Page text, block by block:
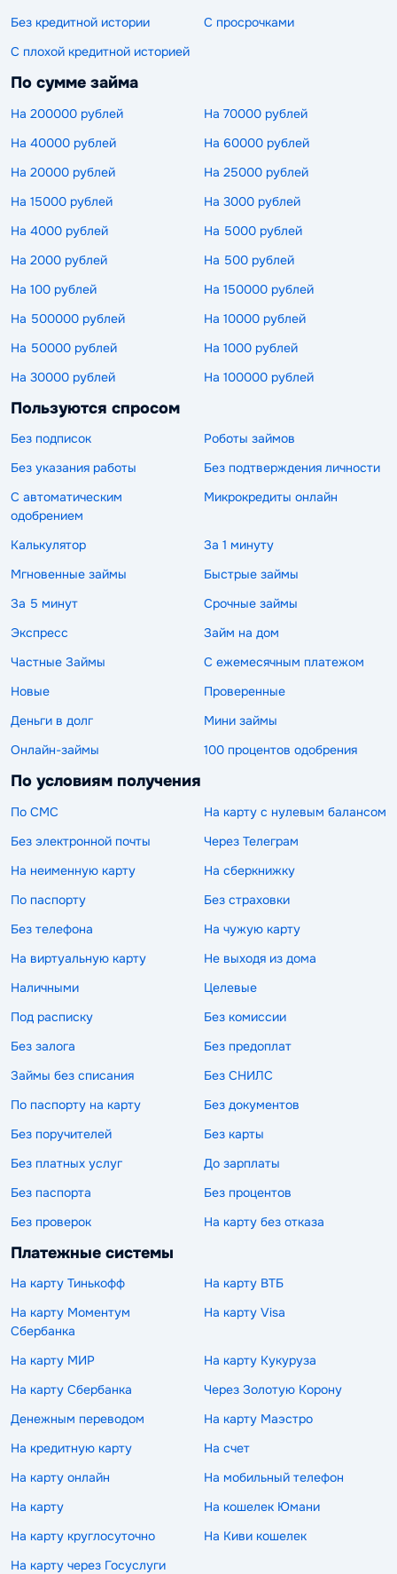
Без кредитной истории
С просрочками
С плохой кредитной историей
По сумме займа
На 200000 рублей
На 70000 рублей
На 40000 рублей
На 60000 рублей
На 20000 рублей
На 25000 рублей
На 15000 рублей
На 3000 рублей
На 4000 рублей
На 5000 рублей
На 2000 рублей
На 500 рублей
На 100 рублей
На 150000 рублей
На 500000 рублей
На 10000 рублей
На 50000 рублей
На 1000 рублей
На 30000 рублей
На 100000 рублей
Пользуются спросом
Без подписок
Роботы займов
Без указания работы
Без подтверждения личности
С автоматическим
одобрением
Микрокредиты онлайн
Калькулятор
За 1 минуту
Мгновенные займы
Быстрые займы
За 5 минут
Срочные займы
Экспресс
Займ на дом
Частные Займы
С ежемесячным платежом
Новые
Проверенные
Деньги в долг
Мини займы
Онлайн-займы
100 процентов одобрения
По условиям получения
По СМС
На карту с нулевым балансом
Без электронной почты
Через Телеграм
На неименную карту
На сберкнижку
По паспорту
Без страховки
Без телефона
На чужую карту
На виртуальную карту
Не выходя из дома
Наличными
Целевые
Под расписку
Без комиссии
Без залога
Без предоплат
Займы без списания
Без СНИЛС
По паспорту на карту
Без документов
Без поручителей
Без карты
Без платных услуг
До зарплаты
Без паспорта
Без процентов
Без проверок
На карту без отказа
Платежные системы
На карту Тинькофф
На карту ВТБ
На карту Моментум
Сбербанка
На карту Visa
На карту МИР
На карту Кукуруза
На карту Сбербанка
Через Золотую Корону
Денежным переводом
На карту Маэстро
На кредитную карту
На счет
На карту онлайн
На мобильный телефон
На карту
На кошелек Юмани
На карту круглосуточно
На Киви кошелек
На карту через Госуслуги